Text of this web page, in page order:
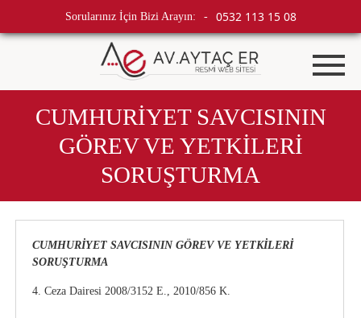
Sorularınız İçin Bizi Arayın: - 0532 113 15 08
CUMHURİYET SAVCISININ
GÖREV VE YETKİLERİ
SORUŞTURMA
CUMHURİYET SAVCISININ GÖREV VE YETKİLERİ
SORUŞTURMA
4. Ceza Dairesi 2008/3152 E., 2010/856 K.